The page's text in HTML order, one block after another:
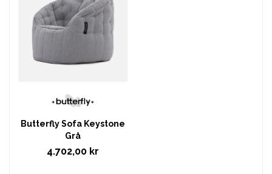
Butterfly Sofa Keystone
Grå
4.702,00 kr